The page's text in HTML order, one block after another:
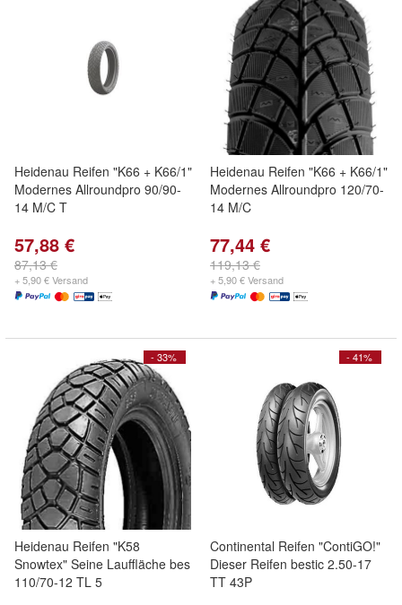
Heidenau Reifen "K66 + K66/1"
Modernes Allroundpro 90/90-
14 M/C T
57,88 €
87,13 €
+ 5,90 € Versand
Heidenau Reifen "K66 + K66/1"
Modernes Allroundpro 120/70-
14 M/C
77,44 €
119,13 €
+ 5,90 € Versand
- 33%
Heidenau Reifen "K58
Snowtex" Seine Lauffläche bes
110/70-12 TL 5
- 41%
Continental Reifen "ContiGO!"
Dieser Reifen bestic 2.50-17
TT 43P